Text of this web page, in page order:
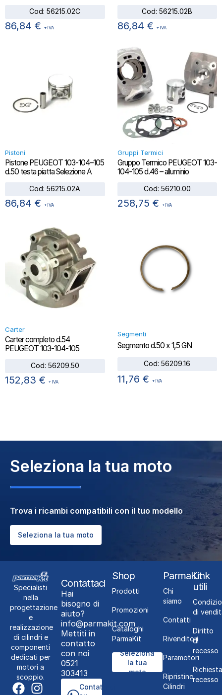
Cod: 56215.02C
86,84 € +IVA
Cod: 56215.02B
86,84 € +IVA
Pistoni
Pistone PEUGEOT 103-104–105
d.50 testa piatta Selezione A
Cod: 56215.02A
86,84 € +IVA
Gruppi Termici
Gruppo Termico PEUGEOT 103-
104-105 d.46 – alluminio
Cod: 56210.00
258,75 € +IVA
Carter
Carter completo d.54
PEUGEOT 103-104-105
Cod: 56209.50
152,83 € +IVA
Segmenti
Segmento d.50 x 1,5 GN
Cod: 56209.16
11,76 € +IVA
Seleziona la tua moto
Trova i ricambi compatibili con il tuo modello
Seleziona la tua moto
Specialisti
nella
progettazione
e
realizzazione
di cilindri e
componenti
dedicati per
motori a
scoppio.
Contattaci
Hai
bisogno di
aiuto?
info@parmakit.com
Mettiti in
contatto
con noi
0521
303413
Contattaci
Shop
Prodotti
Promozioni
Cataloghi
ParmaKit
Seleziona
la tua
moto
ParmaKit
Chi
siamo
Contatti
Rivenditori
Paramotori
Ripristino
Cilindri
Link
utili
di
Diritto
di
recesso
Richiesta
recesso